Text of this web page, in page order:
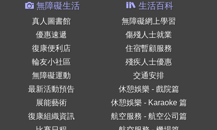
無障礙生活
真人圖書館
優惠速遞
復康便利店
輪友小社區
無障礙運動
最新活動預告
展能藝術
復康組織資訊
生活百科
無障礙網上學習
傷殘人士就業
住宿暫顧服務
殘疾人士優惠
交通安排
休憩娛樂 - 戲院篇
休憩娛樂 - Karaoke 篇
航空服務 - 航空公司篇